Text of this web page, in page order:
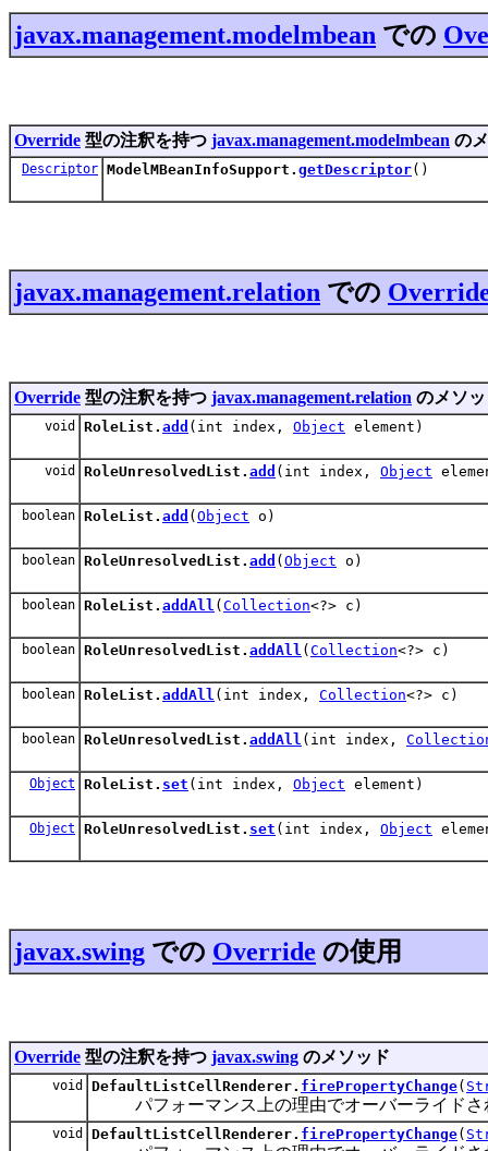
javax.management.modelmbean での
Override 型の注釈を持つ javax.management.modelmbean の
Descriptor ModelMBeanInfoSupport. getDescriptor()
javax.management.relation での
Override 型の注釈を持つ javax.management.relation のメソ
void RoleList. add (int index, Object element)
void RoleUnresolvedList. add (int index, Object
boolean RoleList. add ( Object o)
boolean RoleUnresolvedList. add ( Object o)
boolean RoleList. addAll ( Collection<?> c)
boolean RoleUnresolvedList. addAll ( Collection<?> c)
boolean RoleList. addAll (int index, Collection<?> c)
boolean RoleUnresolvedList. addAll (int index,
Object RoleList. set (int index, Object element)
Object RoleUnresolvedList. set (int index, Object
javax.swing での Override の使用
Override 型の注釈を持つ javax.swing のメソッド
void DefaultListCellRenderer. firePropertyChange(
パフォーマンス上の理由でオーバーライドさ
void DefaultListCellRenderer. firePropertyChange(